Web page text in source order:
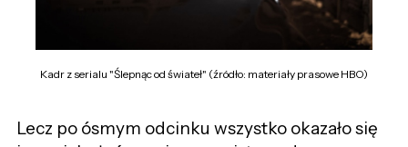
Kadr z serialu "Ślepnąc od świateł" (źródło: materiały prasowe HBO)
Lecz po ósmym odcinku wszystko okazało się